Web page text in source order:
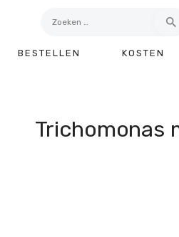
BESTELLEN KOSTEN
Trichomonas